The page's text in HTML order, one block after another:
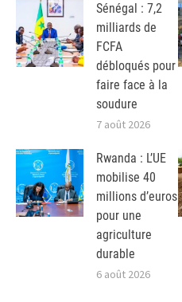
Sénégal : 7,2
milliards de
FCFA
débloqués pour
faire face à la
soudure
7 août 2026
Rwanda : L’UE
mobilise 40
millions d’euros
pour une
agriculture
durable
6 août 2026